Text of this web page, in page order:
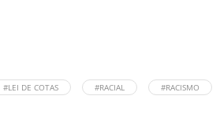
#LEI DE COTAS #RACIAL #RACISMO